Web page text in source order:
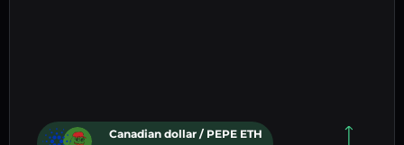
Canadian dollar / PEPE ETH